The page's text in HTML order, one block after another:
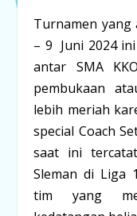
Turnamen yang
– 9 Juni 2024
antar SMA
pembukaan
lebih meriah
special Coach
saat ini
Sleman di Liga
tim yang